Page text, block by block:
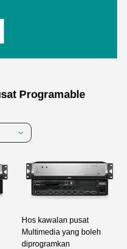
Programable
Hos kawalan pusat
Multimedia yang boleh
diprogramkan